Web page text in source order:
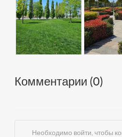
Комментарии (0)
Необходимо войти, чтобы